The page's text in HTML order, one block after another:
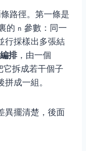
路徑。第一條是
的 n 參數：同一
行採樣出多張結
排，由一個
拆成若干個子
成一組。
異擺清楚，後面